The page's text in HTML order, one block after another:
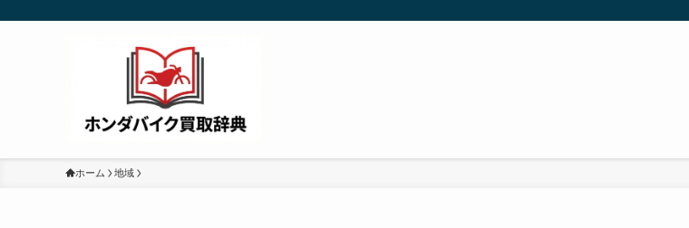
ホーム 地域